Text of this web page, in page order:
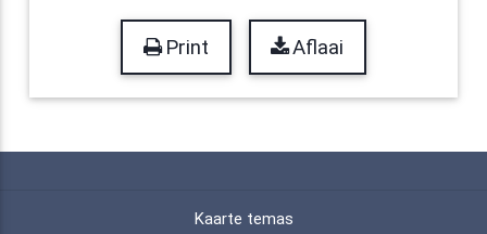
Print Aflaai
Kaarte temas